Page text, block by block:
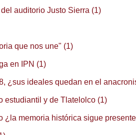
auditorio Justo Sierra (1)
que nos une" (1)
en IPN (1)
¿sus ideales quedan en el
estudiantil y de Tlatelolco (1)
¿la memoria histórica sigue